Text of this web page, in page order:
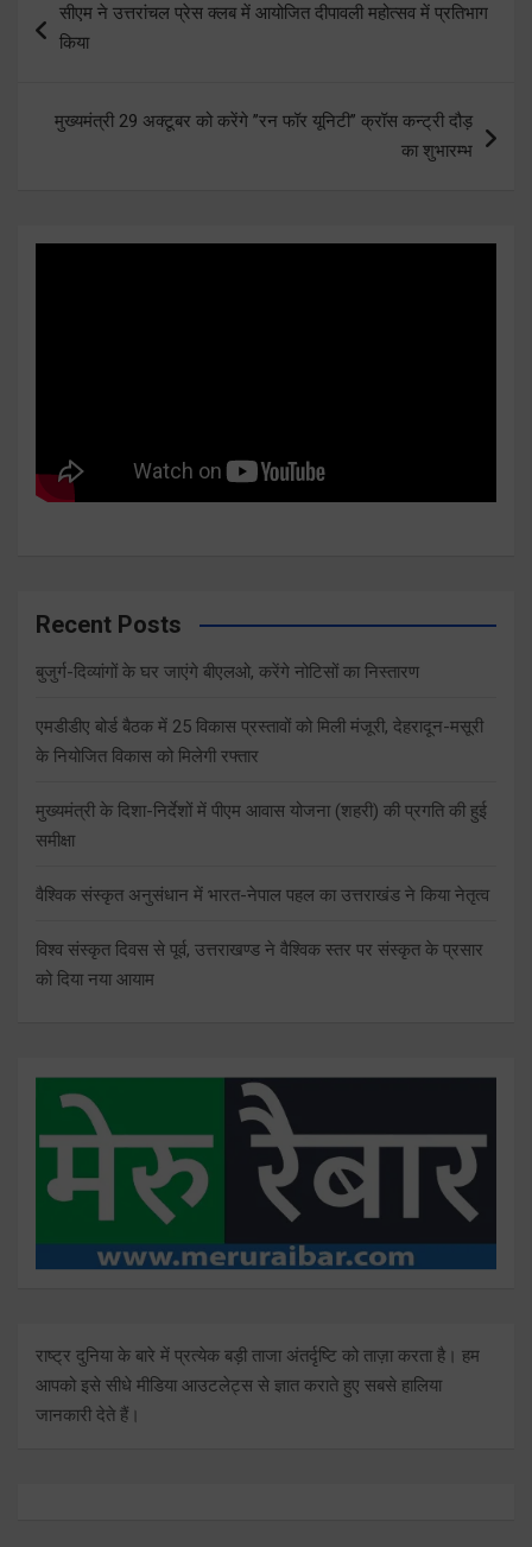
navigation
सीएम ने उत्तरांचल प्रेस क्लब में आयोजित दीपावली महोत्सव में प्रतिभाग
किया
मुख्यमंत्री 29 अक्टूबर को करेंगे ’’रन फॉर यूनिटी’’ क्रॉस कन्ट्री दौड़
का शुभारम्भ
Recent Posts
बुजुर्ग-दिव्यांगों के घर जाएंगे बीएलओ, करेंगे नोटिसों का निस्तारण
एमडीडीए बोर्ड बैठक में 25 विकास प्रस्तावों को मिली मंजूरी, देहरादून-मसूरी
के नियोजित विकास को मिलेगी रफ्तार
मुख्यमंत्री के दिशा-निर्देशों में पीएम आवास योजना (शहरी) की प्रगति की हुई
समीक्षा
वैश्विक संस्कृत अनुसंधान में भारत-नेपाल पहल का उत्तराखंड ने किया नेतृत्व
विश्व संस्कृत दिवस से पूर्व, उत्तराखण्ड ने वैश्विक स्तर पर संस्कृत के प्रसार
को दिया नया आयाम
राष्ट्र दुनिया के बारे में प्रत्येक बड़ी ताजा अंतर्दृष्टि को ताज़ा करता है। हम
आपको इसे सीधे मीडिया आउटलेट्स से ज्ञात कराते हुए सबसे हालिया
जानकारी देते हैं।